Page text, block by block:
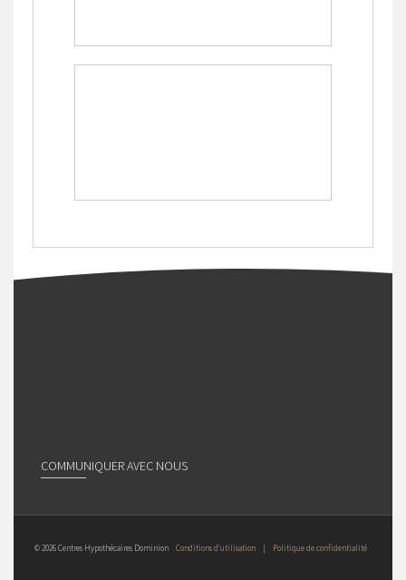
COMMUNIQUER AVEC NOUS
© 2026 Centres Hypothécaires Dominion Conditions d’utilisation Politique de confidentialité